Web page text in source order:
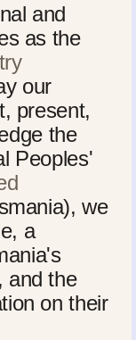
and
as the
our
present,
the
Peoples'
we
a
and the
on their